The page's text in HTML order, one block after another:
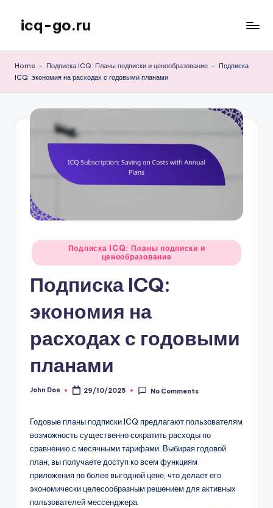
content
icq-go.ru
Home - Подписка ICQ: Планы подписки и ценообразование - Подписка
ICQ: экономия на расходах с годовыми планами
Posted
in
Подписка ICQ: Планы подписки и
ценообразование
Подписка ICQ:
экономия на
расходах с годовыми
планами
Posted
John Doe 29/10/2025 No Comments
Годовые планы подписки ICQ предлагают пользователям
возможность существенно сократить расходы по
сравнению с месячными тарифами. Выбирая годовой
план, вы получаете доступ ко всем функциям
приложения по более выгодной цене, что делает его
экономически целесообразным решением для активных
пользователей мессенджера.